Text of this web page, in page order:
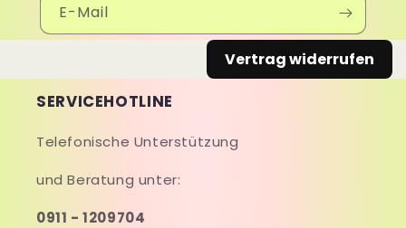
E-Mail
Vertrag widerrufen
SERVICEHOTLINE
Telefonische Unterstützung
und Beratung unter:
0911 - 1209704